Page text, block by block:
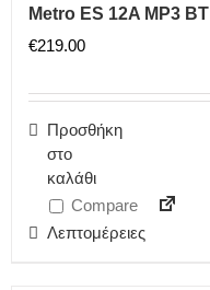
Metro ES 12A MP3 BT
€219.00
Προσθήκη
στο
καλάθι
Compare
Λεπτομέρειες